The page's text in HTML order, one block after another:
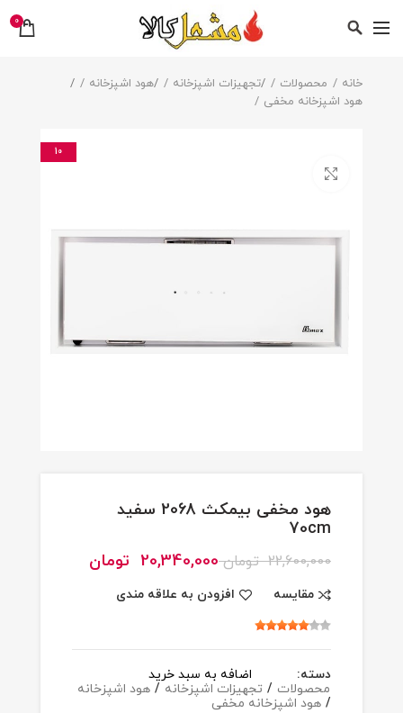
0
خانه محصولات /تجهیزات اشپزخانه /هود اشپزخانه
/
هود اشپزخانه مخفی
10
هود مخفی بیمکث 2068 سفید
70cm
22,600,000 تومان20,340,000 تومان
مقایسه افزودن به علاقه مندی
اضافه به سبد خرید
دسته:
محصولات / تجهیزات اشپزخانه / هود اشپزخانه
/ هود اشپزخانه مخفی